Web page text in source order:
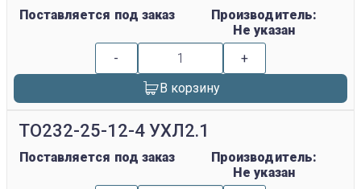
Поставляется под заказ
Производитель:
Не указан
-
+
В корзину
ТО232-25-12-4 УХЛ2.1
Поставляется под заказ
Производитель:
Не указан